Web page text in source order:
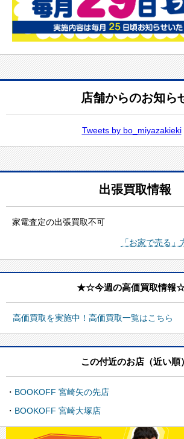
店舗からのお知ら
Tweets by bo_miyazakieki
出張買取情報
家電査定の出張買取不可
「お家で売る
★☆今週の高価買取情
高価買取を実施中！高価買取一覧はこちら
この付近のお店（近い順）
BOOKOFF 宮崎矢の先店
BOOKOFF 宮崎大塚店